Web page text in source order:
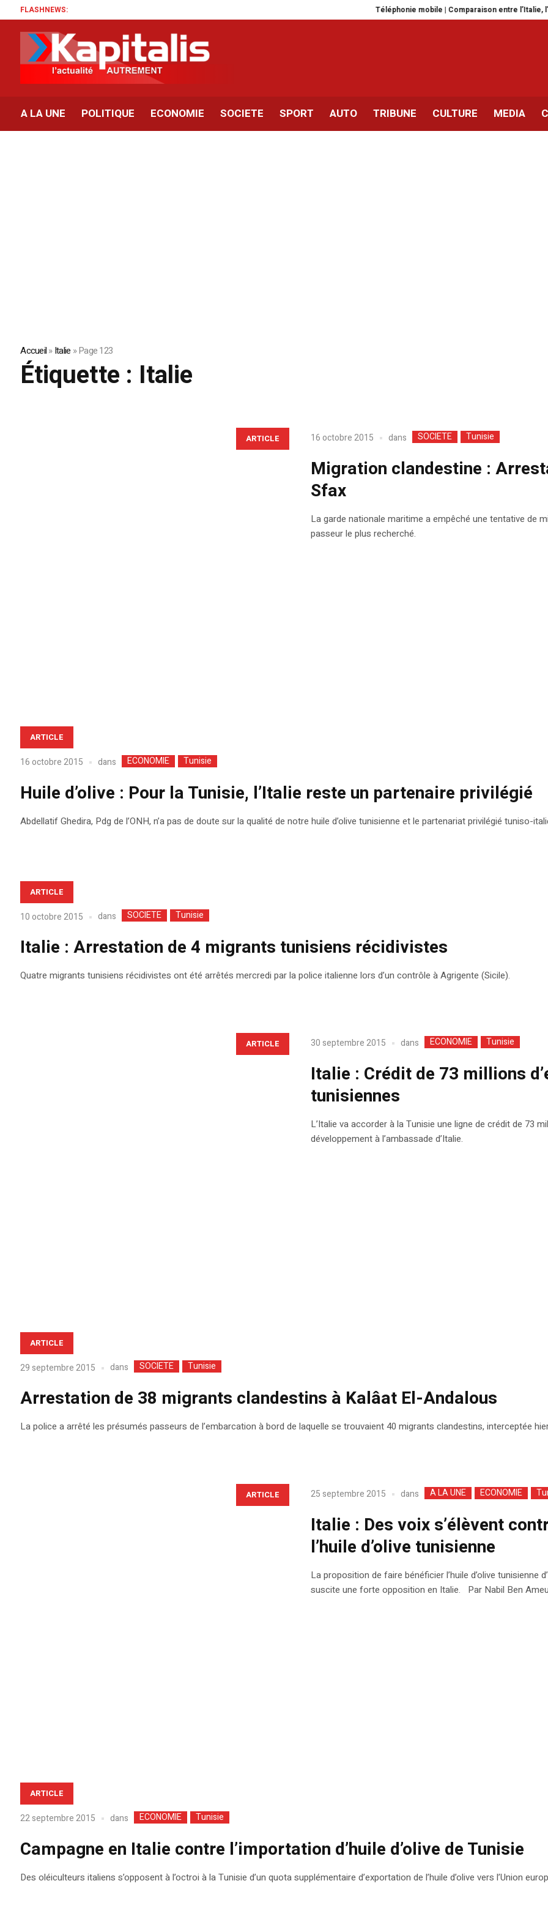
FLASHNEWS: Téléphonie mobile | Comparaison entre l’Italie,
A LA UNE POLITIQUE ECONOMIE SOCIETE SPORT AUTO TRIBUNE CULTURE MEDIA
Accueil»Italie »Page 123
Étiquette : Italie
ARTICLE 16 octobre 2015 dans SOCIETE Tunisie
Migration clandestine :
Sfax
La garde nationale maritime a empêché une tentative de
passeur le plus recherché.
ARTICLE
16 octobre 2015 dans ECONOMIE Tunisie
Huile d’olive : Pour la Tunisie, l’Italie reste un partenaire privilégié
Abdellatif Ghedira, Pdg de l’ONH, n’a pas de doute sur la qualité de notre huile d’olive tunisienne et le partenariat privilégié tuniso-
ARTICLE
10 octobre 2015 dans SOCIETE Tunisie
Italie : Arrestation de 4 migrants tunisiens récidivistes
Quatre migrants tunisiens récidivistes ont été arrêtés mercredi par la police italienne lors d’un contrôle à Agrigente (Sicile).
ARTICLE 30 septembre 2015 dans ECONOMIE Tunisie
Italie : Crédit de 73 millions
tunisiennes
L’Italie va accorder à la Tunisie une ligne de crédit de 73
développement à l’ambassade d’Italie.
ARTICLE
29 septembre 2015 dans SOCIETE Tunisie
Arrestation de 38 migrants clandestins à Kalâat El-Andalous
La police a arrêté les présumés passeurs de l’embarcation à bord de laquelle se trouvaient 40 migrants clandestins, interceptée
ARTICLE 25 septembre 2015 dans A LA UNE ECONOMIE
Italie : Des voix s’élèvent
l’huile d’olive tunisienne
La proposition de faire bénéficier l’huile d’olive tunisienne
suscite une forte opposition en Italie. Par Nabil Ben
ARTICLE
22 septembre 2015 dans ECONOMIE Tunisie
Campagne en Italie contre l’importation d’huile d’olive de Tunisie
Des oléiculteurs italiens s’opposent à l’octroi à la Tunisie d’un quota supplémentaire d’exportation de l’huile d’olive vers l’Union